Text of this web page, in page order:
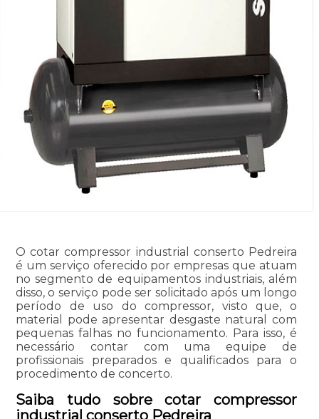
O cotar compressor industrial conserto Pedreira
é um serviço oferecido por empresas que atuam
no segmento de equipamentos industriais, além
disso, o serviço pode ser solicitado após um longo
período de uso do compressor, visto que, o
material pode apresentar desgaste natural com
pequenas falhas no funcionamento. Para isso, é
necessário contar com uma equipe de
profissionais preparados e qualificados para o
procedimento de concerto.
Saiba tudo sobre cotar compressor
industrial conserto Pedreira